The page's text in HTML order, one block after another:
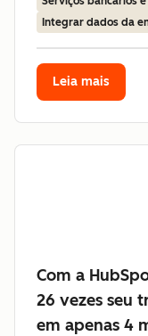
Integrar dados da
Leia mais
Com a
26 vezes seu
em apenas 4